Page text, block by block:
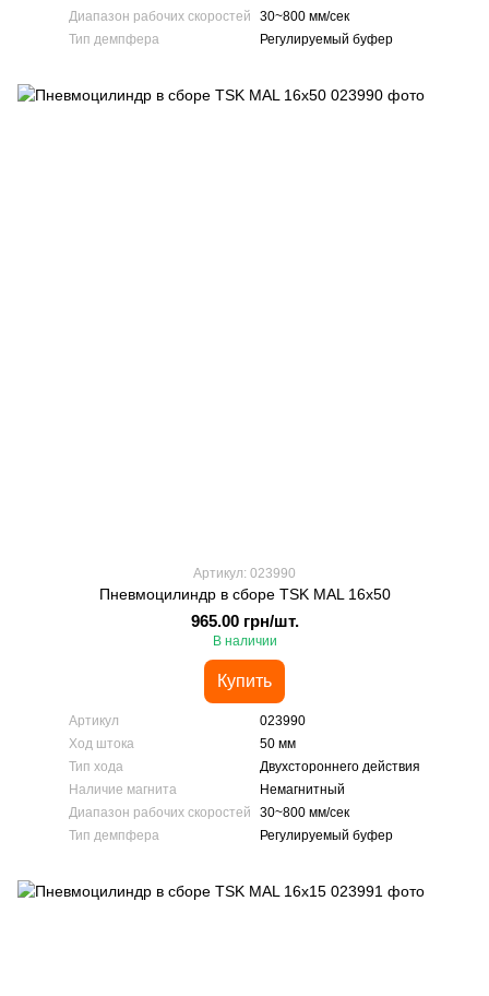
Диапазон рабочих скоростей
30~800 мм/сек
Тип демпфера
Регулируемый буфер
Артикул: 023990
Пневмоцилиндр в сборе TSK MAL 16x50
965.00 грн/шт.
В наличии
Купить
Артикул
023990
Ход штока
50 мм
Тип хода
Двухстороннего действия
Наличие магнита
Немагнитный
Диапазон рабочих скоростей
30~800 мм/сек
Тип демпфера
Регулируемый буфер